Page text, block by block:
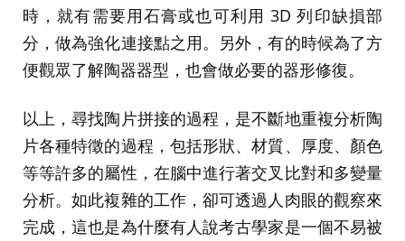
時，就有需要用石膏或也可利用 3D 列印缺損部
分，做為強化連接點之用。另外，有的時候為了方
便觀眾了解陶器器型，也會做必要的器形修復。
以上，尋找陶片拼接的過程，是不斷地重複分析陶
片各種特徵的過程，包括形狀、材質、厚度、顏色
等等許多的屬性，在腦中進行著交叉比對和多變量
分析。如此複雜的工作，卻可透過人肉眼的觀察來
完成，這也是為什麼有人說考古學家是一個不易被